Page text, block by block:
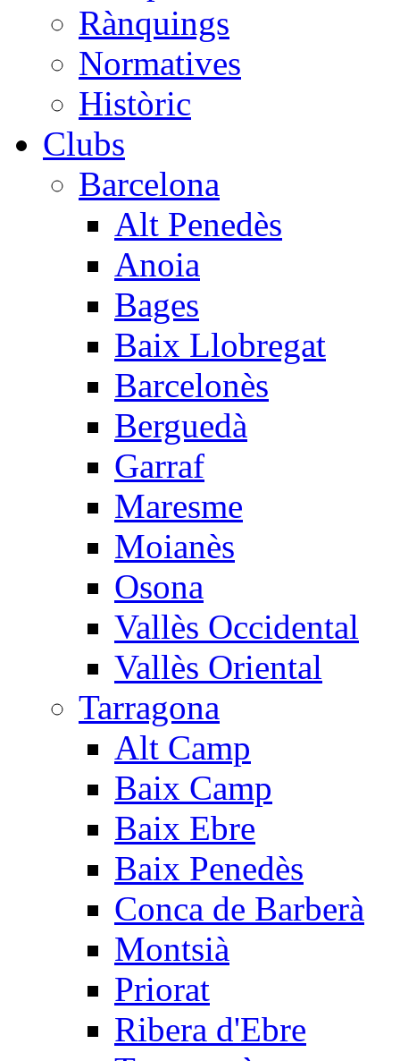
Rànquings
Normatives
Històric
Clubs
Barcelona
Alt Penedès
Anoia
Bages
Baix Llobregat
Barcelonès
Berguedà
Garraf
Maresme
Moianès
Osona
Vallès Occidental
Vallès Oriental
Tarragona
Alt Camp
Baix Camp
Baix Ebre
Baix Penedès
Conca de Barberà
Montsià
Priorat
Ribera d'Ebre